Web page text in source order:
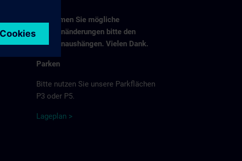
Entnehmen Sie mögliche
Fahrplanänderungen bitte den
Fahrplanaushängen. Vielen Dank.
Parken
Bitte nutzen Sie unsere Parkflächen
P3 oder P5.
Lagep lan >